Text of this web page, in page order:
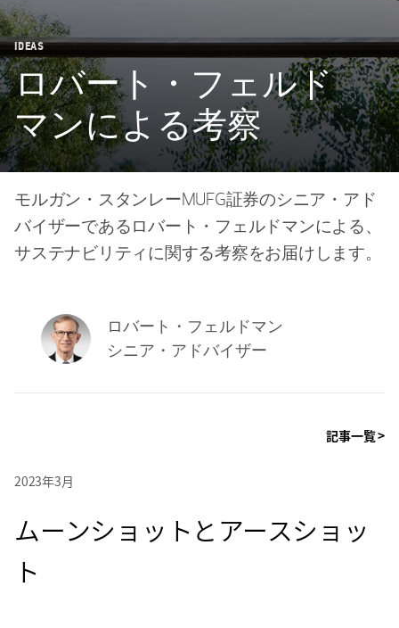
IDEAS
ロバート・フェルド
マンによる考察
モルガン・スタンレーMUFG証券のシニア・アド
バイザーであるロバート・フェルドマンによる、
サステナビリティに関する考察をお届けします。
ロバート・フェルドマン
シニア・アドバイザー
記事一覧 >
2023年3月
ムーンショットとアースショッ
ト